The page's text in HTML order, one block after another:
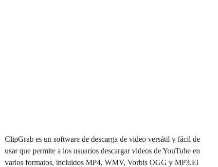
ClipGrab es un software de descarga de video versátil y fácil de
usar que permite a los usuarios descargar videos de YouTube en
varios formatos, incluidos MP4, WMV, Vorbis OGG y MP3.El